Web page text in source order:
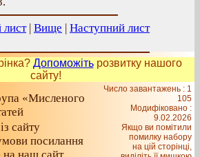
лист| Вище | Наступний лист
Допоможітьрозвитку нашого
сайту!
«Мисленого
сайту
посилання
Число завантажень : 1
105
Модифіковано :
9.02.2026
Якщо ви помітили
помилку набору
на цiй сторiнцi,